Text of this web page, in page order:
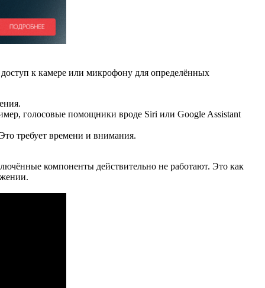
к камере или микрофону для определённых
голосовые помощники вроде Siri или Google Assistant
требует времени и внимания.
компоненты действительно не работают. Это как